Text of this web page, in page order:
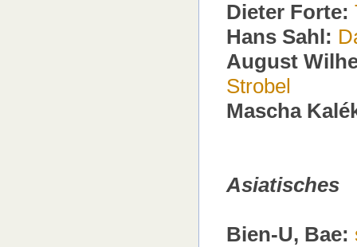
Dieter Forte:
Hans Sahl:
August
Strobel
Mascha
Asiatisches
Bien-U, Bae: